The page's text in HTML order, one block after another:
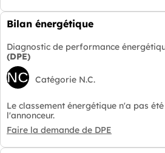
Bilan énergétique
Diagnostic de performance
(DPE)
NC Catégorie N.C.
Le classement énergétique n'a pas
l'annonceur.
Faire la demande de DPE